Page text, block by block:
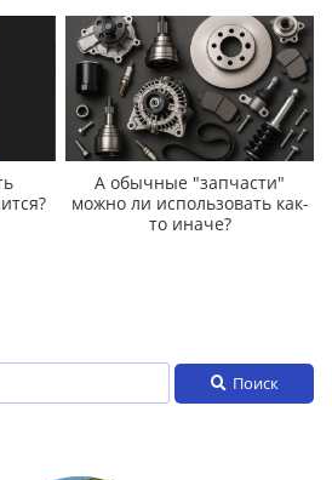
А обычные "запчасти"
можно ли использовать как-
то иначе?
Поиск